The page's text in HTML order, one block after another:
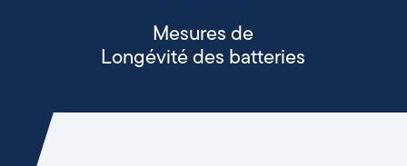
Mesures de
Longévité des batteries